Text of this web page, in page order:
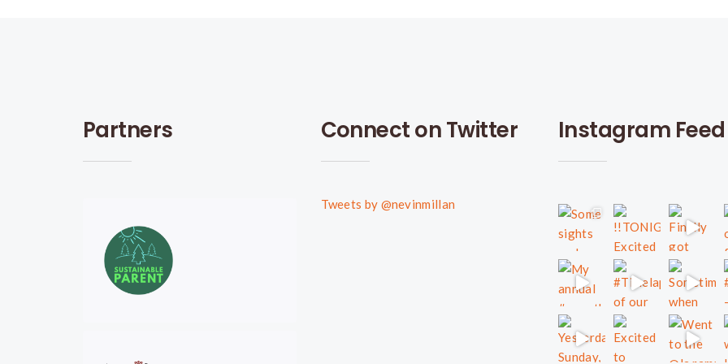
Partners Connect on Twitter
Tweets by @nevinmillan
Instagram Feed